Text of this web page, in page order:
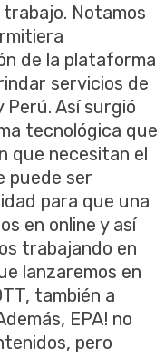
Notamos
de la plataforma
servicios de
Perú. Así surgió
tecnológica que
que necesitan el
puede ser
para que una
en online y así
trabajando en
lanzaremos en
también a
EPA! no
pero